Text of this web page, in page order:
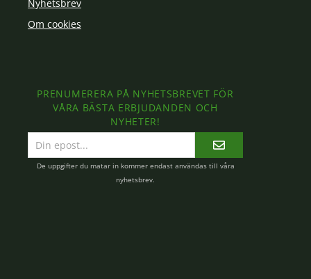
Nyhetsbrev
Om cookies
PRENUMERERA PÅ NYHETSBREVET FÖR
VÅRA BÄSTA ERBJUDANDEN OCH
NYHETER!
postadress
De uppgifter du matar in kommer endast användas till våra
nyhetsbrev.